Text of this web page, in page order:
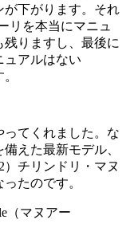
が下がります。それ
リを本当にマニュ
りますし、最後に
ュアルはない
ってくれました。な
えた最新モデル、
チリンドリ・マヌ
たのです。